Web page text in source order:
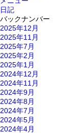
日記
バックナンバー
2025年12月
2025年11月
2025年7月
2025年2月
2025年1月
2024年12月
2024年11月
2024年9月
2024年8月
2024年7月
2024年5月
2024年4月